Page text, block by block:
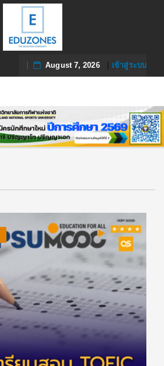
August 7, 2026| เข้าสู่ระบบ